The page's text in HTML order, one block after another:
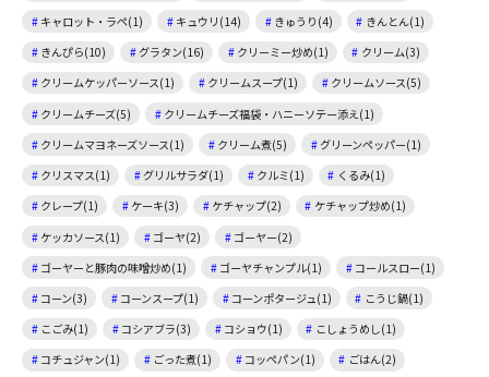
キャロット・ラペ(1)
キュウリ(14) きゅうり(4)
きんとん(1)
きんぴら(10)
グラタン(16) クリーミー炒め(1)
クリーム(3)
クリームケッパーソース(1)
クリームスープ(1)
クリームソース(5)
クリームチーズ(5)
クリームチーズ福袋・ハニーソテー添え(1)
クリームマヨネーズソース(1)
クリーム煮(5)
グリーンペッパー(1)
クリスマス(1)
グリルサラダ(1) クルミ(1)
くるみ(1)
クレープ(1)
ケーキ(3) ケチャップ(2)
ケチャップ炒め(1)
ケッカソース(1)
ゴーヤ(2)
ゴーヤー(2)
ゴーヤーと豚肉の味噌炒め(1)
ゴーヤチャンプル(1)
コールスロー(1)
コーン(3)
コーンスープ(1) コーンポタージュ(1)
こうじ鍋(1)
こごみ(1)
コシアブラ(3) コショウ(1)
こしょうめし(1)
コチュジャン(1)
ごった煮(1) コッペパン(1)
ごはん(2)